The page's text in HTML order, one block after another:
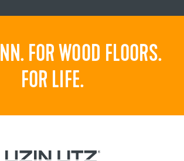
FOR WOOD FLOORS.
FOR LIFE.